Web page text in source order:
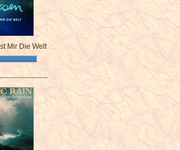
Mir Die Welt